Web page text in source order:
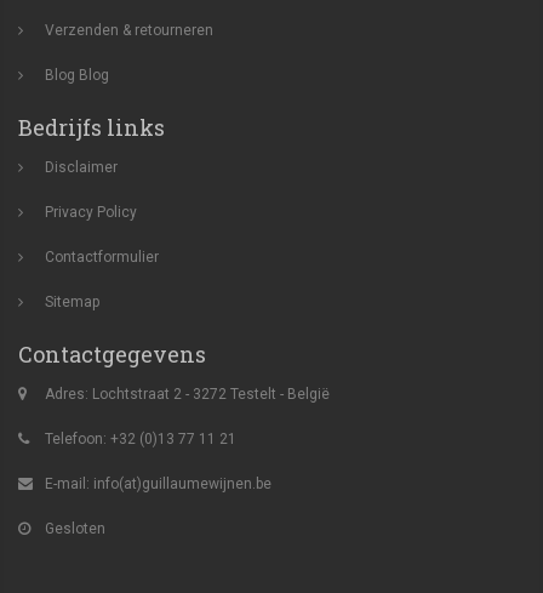
Verzenden & retourneren
Blog Blog
Bedrijfs links
Disclaimer
Privacy Policy
Contactformulier
Sitemap
Contactgegevens
Adres: Lochtstraat 2 - 3272 Testelt - België
Telefoon: +32 (0)13 77 11 21
E-mail: info(at)guillaumewijnen.be
Gesloten